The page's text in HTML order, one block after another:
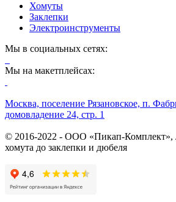
Хомуты
Заклепки
Электроинструменты
Мы в социальных сетях:
Мы на макетплейсах:
Москва, поселение Рязановское, п.
домовладение 24, стр. 1
© 2016-2022 - ООО «Пикап-Комплект»,
хомута до заклепки и дюбеля